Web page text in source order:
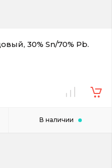
30% Sn/70% Pb.
В наличии